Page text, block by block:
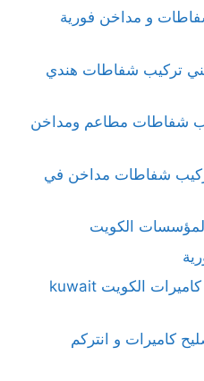
و مداخن فورية
تركيب شفاطات هندي
شفاطات مطاعم ومداخن
شفاطات مداخن في
الكويت
تركيب كاميرات مراقبة فني كاميرات الكويت kuwait
كاميرات و انتركم